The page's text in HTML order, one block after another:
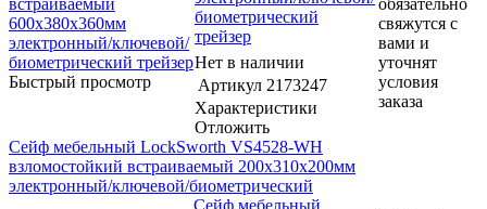
Быстрый просмотр
биометрический
трейзер
Нет в наличии
Артикул 2173247
Характеристики
Отложить
свяжутся с
вами и
уточнят
условия
заказа
Сейф мебельный LockSworth VS4528-WH
взломостойкий встраиваемый 200x310x200мм
электронный/ключевой/биометрический
Сейф мебельный